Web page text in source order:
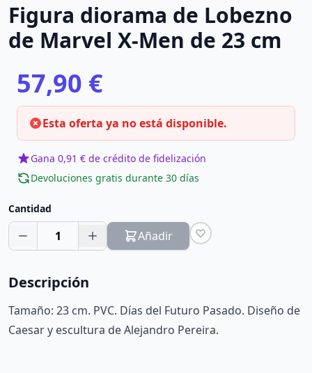
Figura diorama de Lobezno
de Marvel X-Men de 23 cm
57,90 €
Esta oferta ya no está disponible.
Gana 0,91 € de crédito de fidelización
Devoluciones gratis durante 30 días
Cantidad
1 Añadir
Descripción
Tamaño: 23 cm. PVC. Días del Futuro Pasado. Diseño de
Caesar y escultura de Alejandro Pereira.